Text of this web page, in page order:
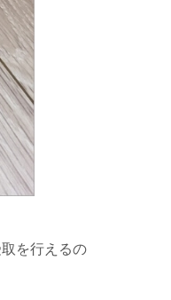
を行えるの